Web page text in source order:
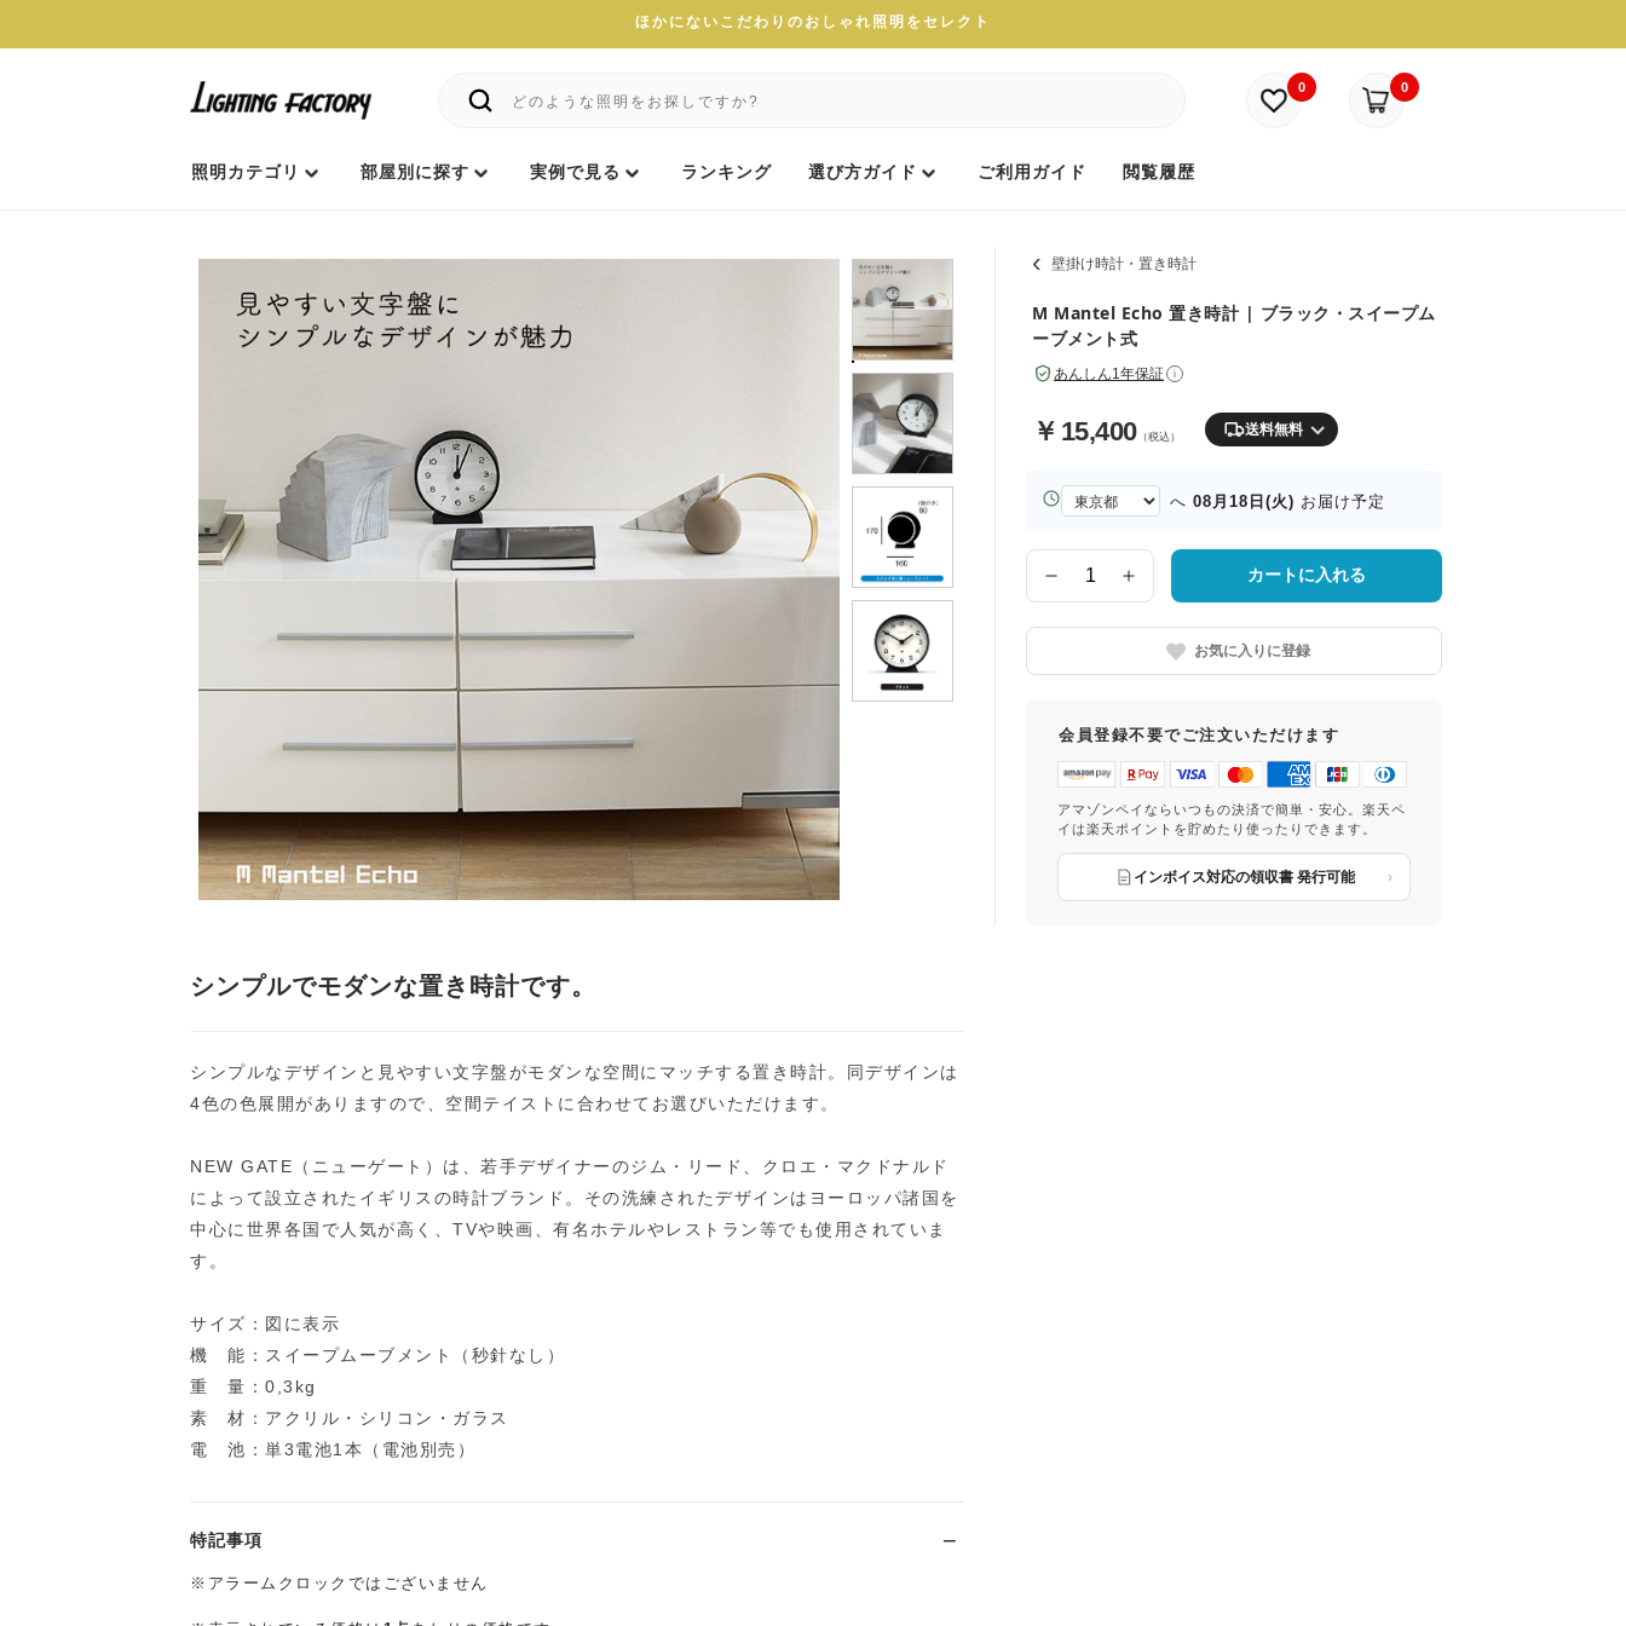
ほかにないこだわりのおしゃれ照明をセレクト
0 0
照明カテゴリ 部屋別に探す 実例で見る ランキング 選び方ガイド ご利用ガイド 閲覧履歴
壁掛け時計・置き時計
M Mantel Echo 置き時計 | ブラック・スイープム
ーブメント式
あんしん1年保証 i
￥ 15,400（税込） 送料無料
お
届
へ 08月18日(火) お届け予定
数
量
カートに入れる
お気に入りに登録
会員登録不要でご注文いただけます
アマゾンペイならいつもの決済で簡単・安心。楽天ペ
イは楽天ポイントを貯めたり使ったりできます。
インボイス対応の領収書 発行可能
シンプルでモダンな置き時計です。
シンプルなデザインと見やすい文字盤がモダンな空間にマッチする置き時計。同デザインは
4色の色展開がありますので、空間テイストに合わせてお選びいただけます。
NEW GATE（ニューゲート）は、若手デザイナーのジム・リード、クロエ・マクドナルド
によって設立されたイギリスの時計ブランド。その洗練されたデザインはヨーロッパ諸国を
中心に世界各国で人気が高く、TVや映画、有名ホテルやレストラン等でも使用されていま
す。
サイズ：図に表示
機 能：スイープムーブメント（秒針なし）
重 量：0,3kg
素 材：アクリル・シリコン・ガラス
電 池：単3電池1本（電池別売）
特記事項
※アラームクロックではございません